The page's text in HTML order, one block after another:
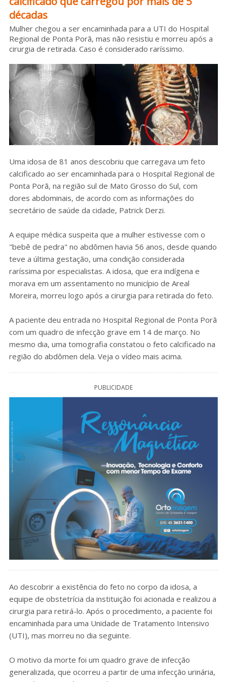
décadas
Mulher chegou a ser encaminhada para a UTI do Hospital
Regional de Ponta Porã, mas não resistiu e morreu após a
cirurgia de retirada. Caso é considerado raríssimo.
Uma idosa de 81 anos descobriu que carregava um feto
calcificado ao ser encaminhada para o Hospital Regional de
Ponta Porã, na região sul de Mato Grosso do Sul, com
dores abdominais, de acordo com as informações do
secretário de saúde da cidade, Patrick Derzi.
A equipe médica suspeita que a mulher estivesse com o
"bebê de pedra" no abdômen havia 56 anos, desde quando
teve a última gestação, uma condição considerada
raríssima por especialistas. A idosa, que era indígena e
morava em um assentamento no município de Areal
Moreira, morreu logo após a cirurgia para retirada do feto.
A paciente deu entrada no Hospital Regional de Ponta Porã
com um quadro de infecção grave em 14 de março. No
mesmo dia, uma tomografia constatou o feto calcificado na
região do abdômen dela. Veja o vídeo mais acima.
PUBLICIDADE
Ao descobrir a existência do feto no corpo da idosa, a
equipe de obstetrícia da instituição foi acionada e realizou a
cirurgia para retirá-lo. Após o procedimento, a paciente foi
encaminhada para uma Unidade de Tratamento Intensivo
(UTI), mas morreu no dia seguinte.
O motivo da morte foi um quadro grave de infecção
generalizada, que ocorreu a partir de uma infecção urinária,